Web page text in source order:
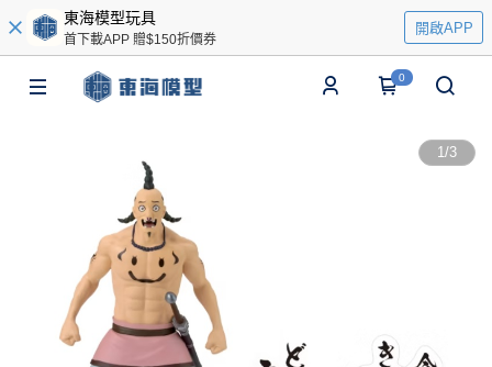
東海模型玩具
首下載APP 贈$150折價券
開啟APP
0
1/3